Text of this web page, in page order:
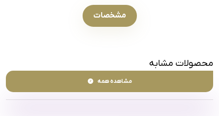
مشخصات
محصولات مشابه
مشاهده همه